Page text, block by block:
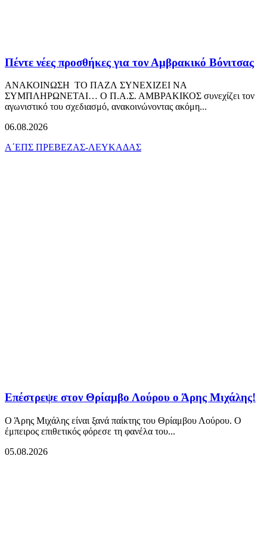
Πέντε νέες προσθήκες για τον Αμβρακικό Βόνιτσας
ΑΝΑΚΟΙΝΩΣΗ ΤΟ ΠΑΖΛ ΣΥΝΕΧΙΖΕΙ ΝΑ
ΣΥΜΠΛΗΡΩΝΕΤΑΙ… Ο Π.Α.Σ. ΑΜΒΡΑΚΙΚΟΣ συνεχίζει τον
αγωνιστικό του σχεδιασμό, ανακοινώνοντας ακόμη...
06.08.2026
Α΄ΕΠΣ ΠΡΕΒΕΖΑΣ-ΛΕΥΚΑΔΑΣ
Επέστρεψε στον Θρίαμβο Λούρου ο Άρης Μιχάλης!
Ο Άρης Μιχάλης είναι ξανά παίκτης του Θρίαμβου Λούρου. Ο
έμπειρος επιθετικός φόρεσε τη φανέλα του...
05.08.2026